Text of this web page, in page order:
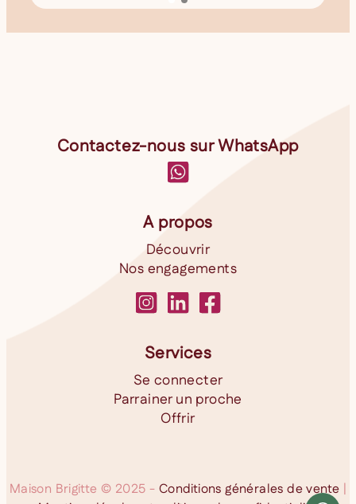
Contactez-nous sur WhatsApp
A propos
Découvrir
Nos engagements
Services
Se connecter
Parrainer un proche
Offrir
Maison Brigitte © 2025 - Conditions générales de vente |